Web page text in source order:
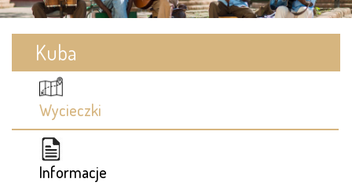
Kuba
Wycieczki
Informacje